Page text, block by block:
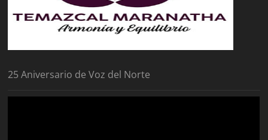
25 Aniversario de Voz del Norte